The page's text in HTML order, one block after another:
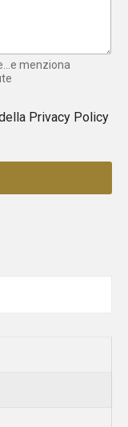
menziona
Privacy Policy